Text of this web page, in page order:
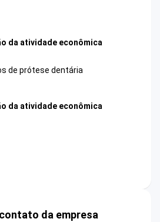
da atividade econômica
de prótese dentária
da atividade econômica
da empresa